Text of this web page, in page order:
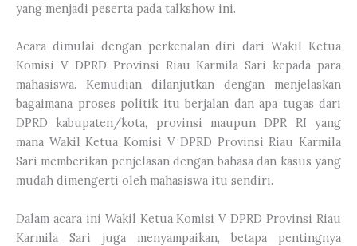
yang menjadi peserta pada talkshow ini.
Acara dimulai dengan perkenalan diri dari Wakil Ketua
Komisi V DPRD Provinsi Riau Karmila Sari kepada para
mahasiswa. Kemudian dilanjutkan dengan menjelaskan
bagaimana proses politik itu berjalan dan apa tugas dari
DPRD kabupaten/kota, provinsi maupun DPR RI yang
mana Wakil Ketua Komisi V DPRD Provinsi Riau Karmila
Sari memberikan penjelasan dengan bahasa dan kasus yang
mudah dimengerti oleh mahasiswa itu sendiri.
Dalam acara ini Wakil Ketua Komisi V DPRD Provinsi Riau
Karmila Sari juga menyampaikan, betapa pentingnya